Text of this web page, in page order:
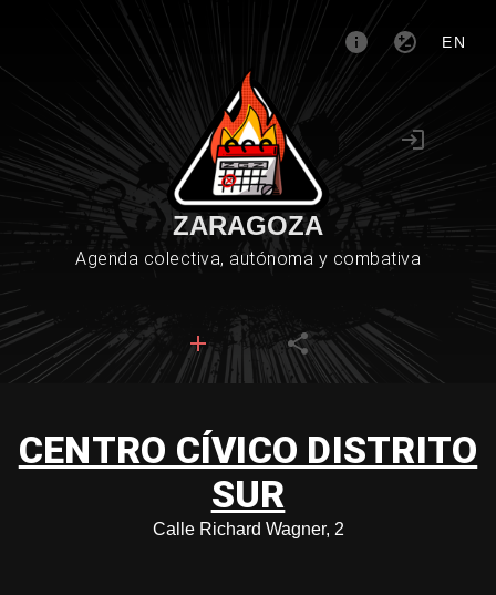
EN
ZARAGOZA
Agenda colectiva, autónoma y combativa
CENTRO CÍVICO DISTRITO
SUR
Calle Richard Wagner, 2